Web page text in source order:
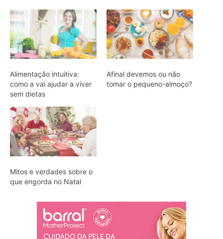
Alimentação intuitiva:
como a vai ajudar a viver
sem dietas
Afinal devemos ou não
tomar o pequeno-almoço?
Mitos e verdades sobre o
que engorda no Natal